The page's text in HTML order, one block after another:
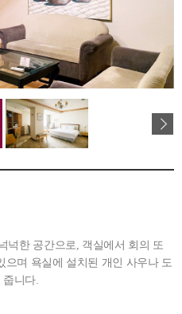
넉한 공간으로, 객실에서 회의 또
으며 욕실에 설치된 개인 사우나 도
니다.